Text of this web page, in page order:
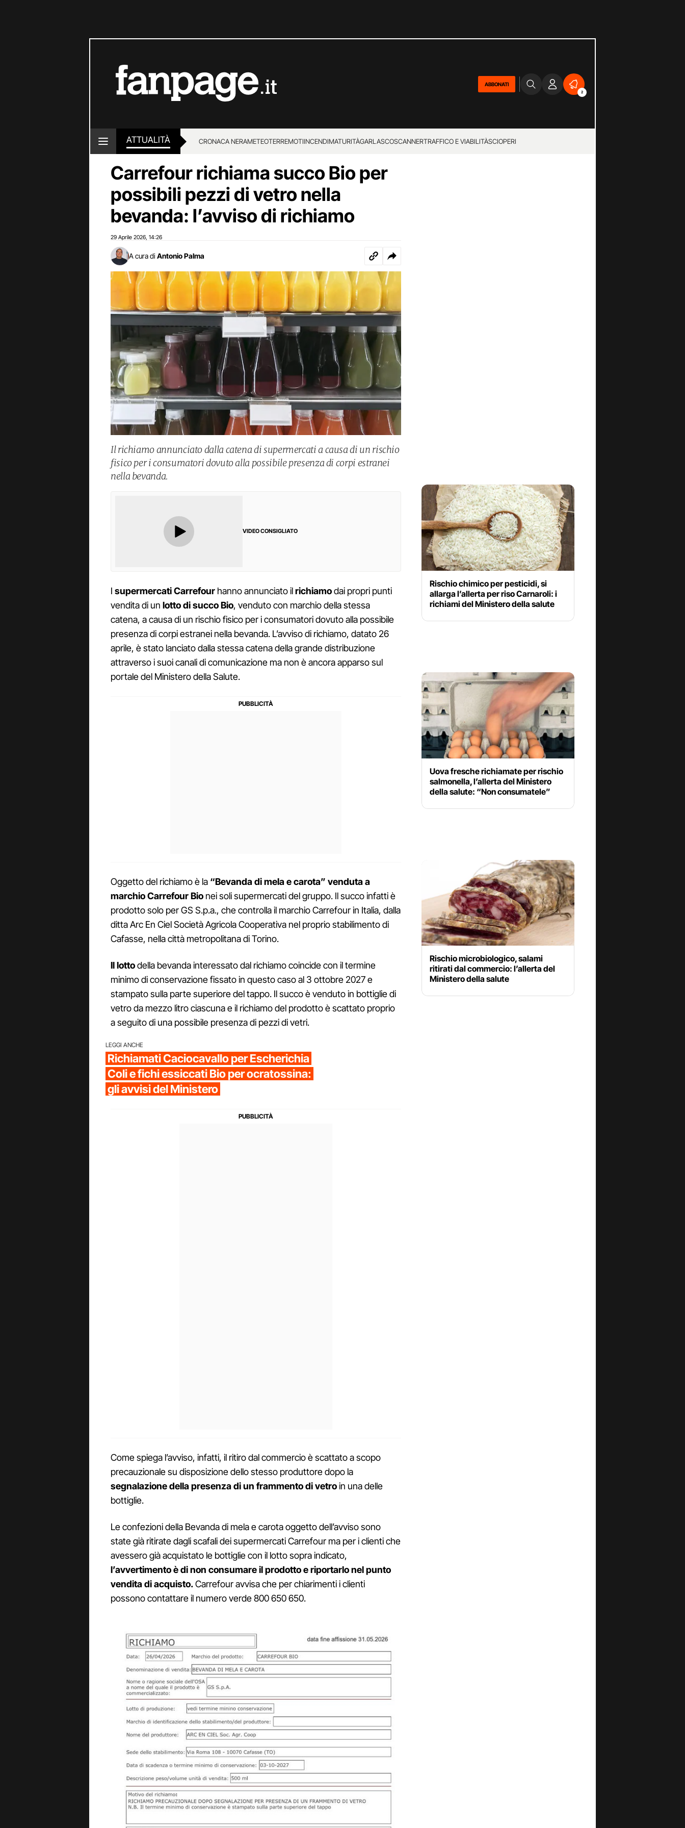
ABBONATI
2
ATTUALITÀ CRONACA NERAMETEOTERREMOTIINCENDIMATURITÀGARLASCOSCANNERTRAFFICO E VIABILITÀSCIOPERI
LOTTO E SUPERENALOTTO
Carrefour richiama succo Bio per
possibili pezzi di vetro nella
bevanda: l’avviso di richiamo
29 Aprile 2026 14:26
A cura di Antonio Palma
Il richiamo annunciato dalla catena di supermercati a causa di un rischio
fisico per i consumatori dovuto alla possibile presenza di corpi estranei
nella bevanda.
VIDEO CONSIGLIATO
I supermercati Carrefour hanno annunciato ilrichiamodai propri punti
vendita di un lotto di succo Bio, venduto con marchio della stessa
catena, a causa di un rischio fisico per i consumatori dovuto alla possibile
presenza di corpi estranei nella bevanda. L’avviso di richiamo, datato 26
aprile, è stato lanciato dalla stessa catena della grande distribuzione
attraverso i suoi canali di comunicazione ma non è ancora apparso sul
portale del Ministero della Salute.
Oggetto del richiamo è la “Bevanda di mela e carota” venduta a
marchio Carrefour Bio nei soli supermercati del gruppo. Il succo infatti è
prodotto solo per GS S.p.a., che controlla il marchio Carrefour in Italia, dalla
ditta Arc En Ciel Società Agricola Cooperativa nel proprio stabilimento di
Cafasse, nella città metropolitana di Torino.
Il lottodella bevanda interessato dal richiamo coincide con il termine
minimo di conservazione fissato in questo caso al 3 ottobre 2027 e
stampato sulla parte superiore del tappo. Il succo è venduto in bottiglie di
vetro da mezzo litro ciascuna e il richiamo del prodotto è scattato proprio
a seguito di una possibile presenza di pezzi di vetri.
LEGGI ANCHE
Richiamati Caciocavallo per Escherichia
Coli e fichi essiccati Bio per ocratossina:
gli avvisi del Ministero
Come spiega l’avviso, infatti, il ritiro dal commercio è scattato a scopo
precauzionale su disposizione dello stesso produttore dopo la
segnalazione della presenza di un frammento di vetroin una delle
bottiglie.
Le confezioni della Bevanda di mela e carota oggetto dell’avviso sono
state già ritirate dagli scafali dei supermercati Carrefour ma per i clienti che
avessero già acquistato le bottiglie con il lotto sopra indicato,
l’avvertimento è di non consumare il prodotto e riportarlo nel punto
vendita di acquisto.Carrefour avvisa che per chiarimenti i clienti
possono contattare il numero verde 800 650 650.
Rischio chimico per pesticidi, si
allarga l’allerta per riso Carnaroli: i
richiami del Ministero della salute
Uova fresche richiamate per rischio
salmonella, l’allerta del Ministero
della salute: “Non consumatele”
Rischio microbiologico, salami
ritirati dal commercio: l’allerta del
Ministero della salute